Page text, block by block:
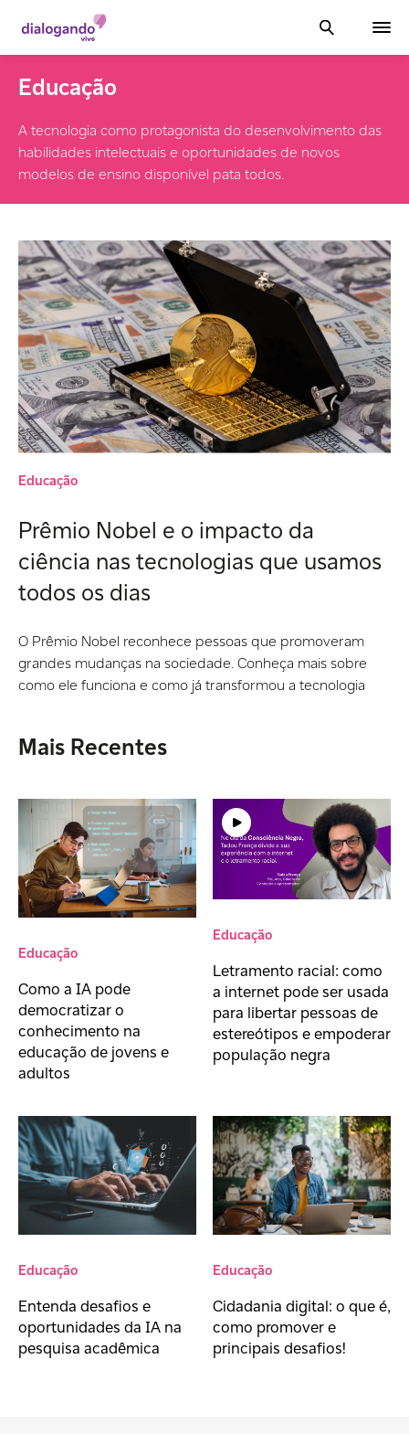
Educação
A tecnologia como protagonista do desenvolvimento das
habilidades intelectuais e oportunidades de novos
modelos de ensino disponível pata todos.
Educação
Prêmio Nobel e o impacto da
ciência nas tecnologias que usamos
todos os dias
O Prêmio Nobel reconhece pessoas que promoveram
grandes mudanças na sociedade. Conheça mais sobre
como ele funciona e como já transformou a tecnologia
Mais Recentes
Educação
Como a IA pode
democratizar o
conhecimento na
educação de jovens e
adultos
Educação
Letramento racial: como
a internet pode ser usada
para libertar pessoas de
estereótipos e empoderar
população negra
Educação
Entenda desafios e
oportunidades da IA na
pesquisa acadêmica
Educação
Cidadania digital: o que é,
como promover e
principais desafios!